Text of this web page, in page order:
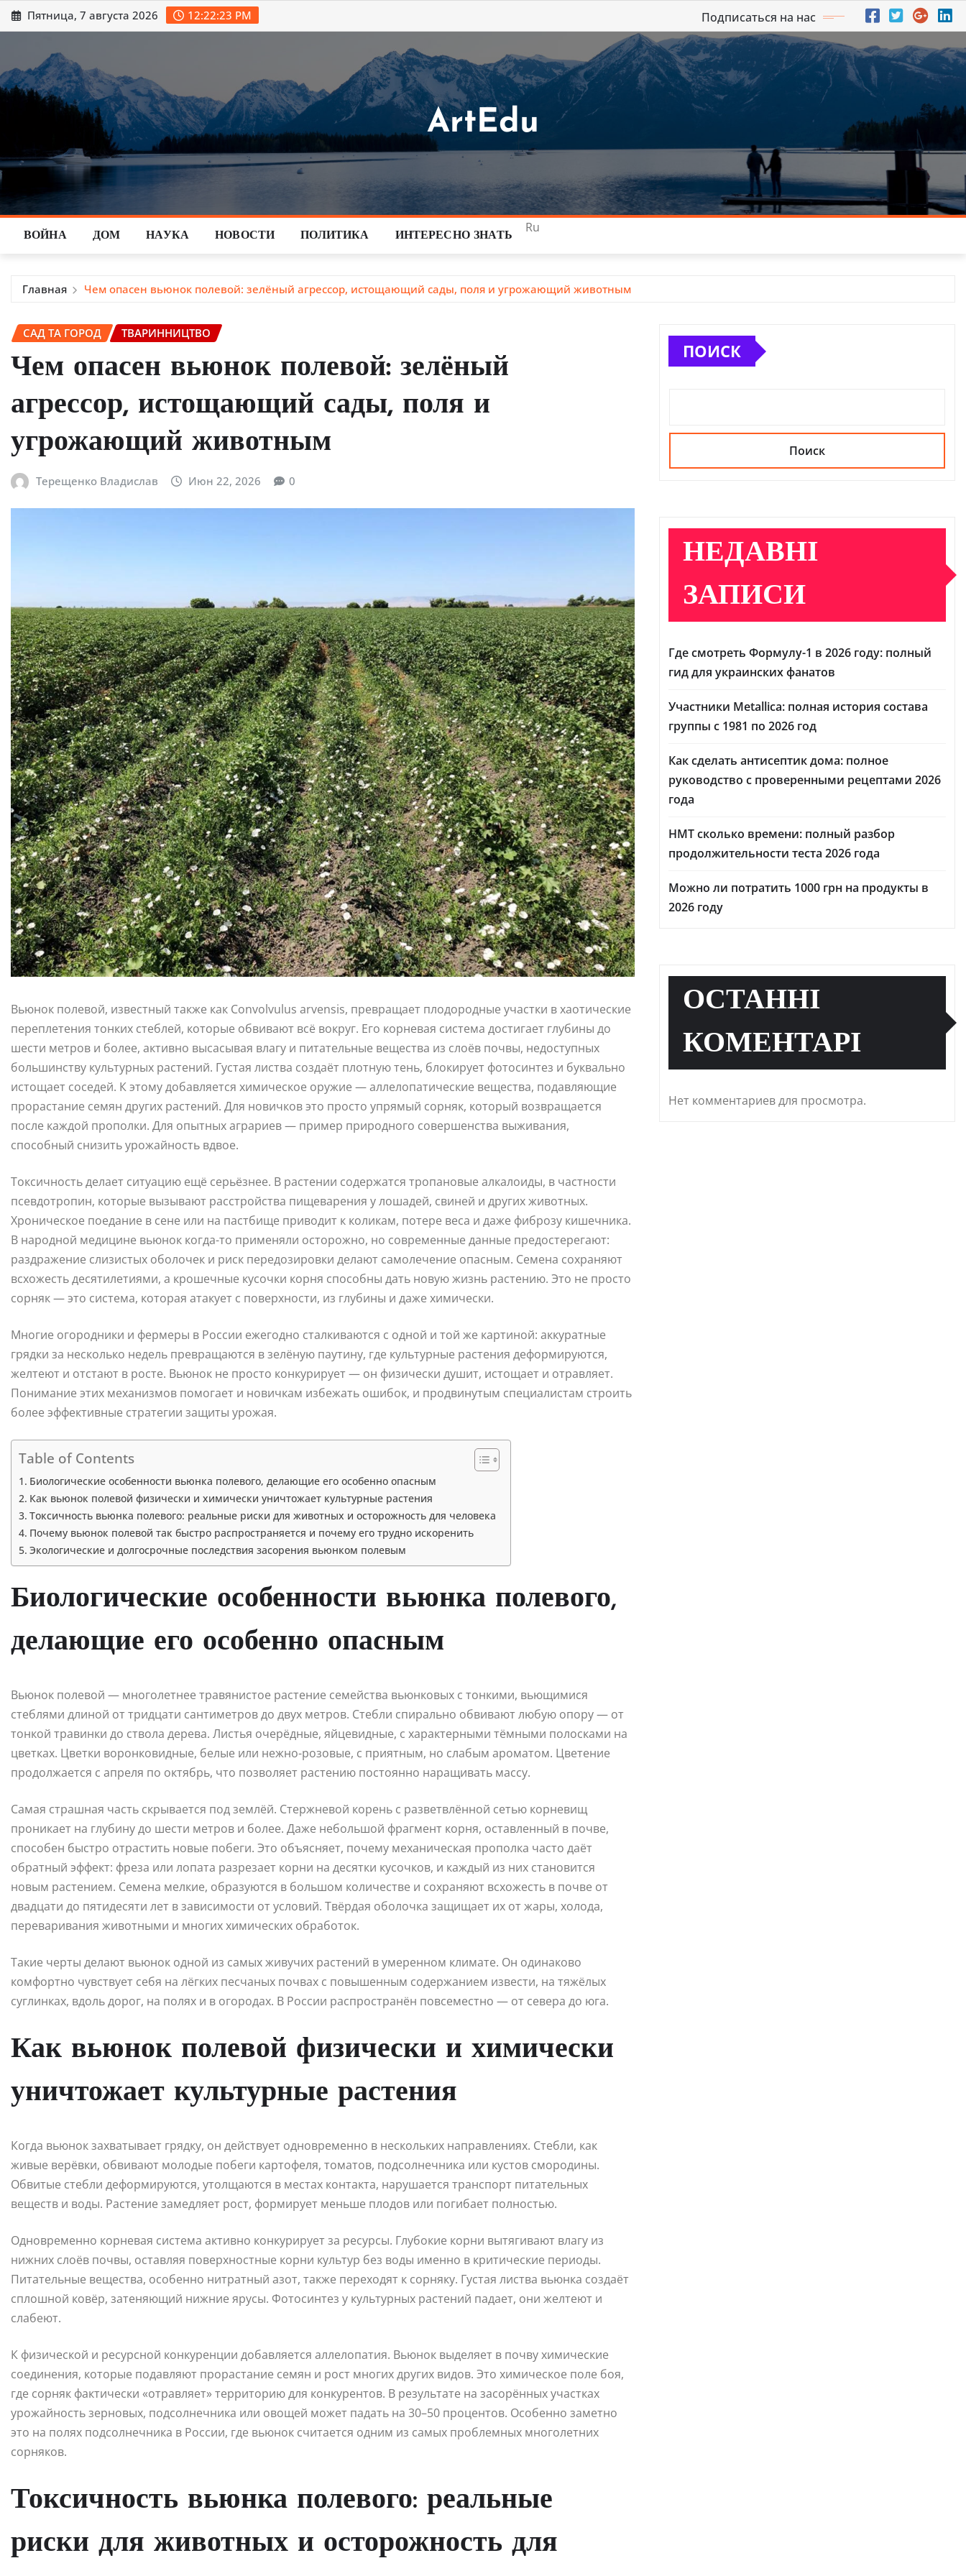
Перейти
к
Пятница, 7 августа 2026 12:22:24 PM Подписаться на нас
ArtEdu
ВОЙНА ДОМ НАУКА НОВОСТИ ПОЛИТИКА ИНТЕРЕСНО ЗНАТЬ
Ru
Главная Чем опасен вьюнок полевой: зелёный агрессор, истощающий сады, поля и угрожающий животным
САД ТА ГОРОД ТВАРИННИЦТВО
Чем опасен вьюнок полевой: зелёный
агрессор, истощающий сады, поля и
угрожающий животным
Терещенко Владислав Июн 22, 2026 0
Вьюнок полевой, известный также как Convolvulus arvensis, превращает плодородные участки в хаотические
переплетения тонких стеблей, которые обвивают всё вокруг. Его корневая система достигает глубины до
шести метров и более, активно высасывая влагу и питательные вещества из слоёв почвы, недоступных
большинству культурных растений. Густая листва создаёт плотную тень, блокирует фотосинтез и буквально
истощает соседей. К этому добавляется химическое оружие — аллелопатические вещества, подавляющие
прорастание семян других растений. Для новичков это просто упрямый сорняк, который возвращается
после каждой прополки. Для опытных аграриев — пример природного совершенства выживания,
способный снизить урожайность вдвое.
Токсичность делает ситуацию ещё серьёзнее. В растении содержатся тропановые алкалоиды, в частности
псевдотропин, которые вызывают расстройства пищеварения у лошадей, свиней и других животных.
Хроническое поедание в сене или на пастбище приводит к коликам, потере веса и даже фиброзу кишечника.
В народной медицине вьюнок когда-то применяли осторожно, но современные данные предостерегают:
раздражение слизистых оболочек и риск передозировки делают самолечение опасным. Семена сохраняют
всхожесть десятилетиями, а крошечные кусочки корня способны дать новую жизнь растению. Это не просто
сорняк — это система, которая атакует с поверхности, из глубины и даже химически.
Многие огородники и фермеры в России ежегодно сталкиваются с одной и той же картиной: аккуратные
грядки за несколько недель превращаются в зелёную паутину, где культурные растения деформируются,
желтеют и отстают в росте. Вьюнок не просто конкурирует — он физически душит, истощает и отравляет.
Понимание этих механизмов помогает и новичкам избежать ошибок, и продвинутым специалистам строить
более эффективные стратегии защиты урожая.
Table of Contents
Биологические особенности вьюнка полевого, делающие его особенно опасным
Как вьюнок полевой физически и химически уничтожает культурные растения
Токсичность вьюнка полевого: реальные риски для животных и осторожность для человека
Почему вьюнок полевой так быстро распространяется и почему его трудно искоренить
Экологические и долгосрочные последствия засорения вьюнком полевым
Биологические особенности вьюнка полевого,
делающие его особенно опасным
Вьюнок полевой — многолетнее травянистое растение семейства вьюнковых с тонкими, вьющимися
стеблями длиной от тридцати сантиметров до двух метров. Стебли спирально обвивают любую опору — от
тонкой травинки до ствола дерева. Листья очерёдные, яйцевидные, с характерными тёмными полосками на
цветках. Цветки воронковидные, белые или нежно-розовые, с приятным, но слабым ароматом. Цветение
продолжается с апреля по октябрь, что позволяет растению постоянно наращивать массу.
Самая страшная часть скрывается под землёй. Стержневой корень с разветвлённой сетью корневищ
проникает на глубину до шести метров и более. Даже небольшой фрагмент корня, оставленный в почве,
способен быстро отрастить новые побеги. Это объясняет, почему механическая прополка часто даёт
обратный эффект: фреза или лопата разрезает корни на десятки кусочков, и каждый из них становится
новым растением. Семена мелкие, образуются в большом количестве и сохраняют всхожесть в почве от
двадцати до пятидесяти лет в зависимости от условий. Твёрдая оболочка защищает их от жары, холода,
переваривания животными и многих химических обработок.
Такие черты делают вьюнок одной из самых живучих растений в умеренном климате. Он одинаково
комфортно чувствует себя на лёгких песчаных почвах с повышенным содержанием извести, на тяжёлых
суглинках, вдоль дорог, на полях и в огородах. В России распространён повсеместно — от севера до юга.
Как вьюнок полевой физически и химически
уничтожает культурные растения
Когда вьюнок захватывает грядку, он действует одновременно в нескольких направлениях. Стебли, как
живые верёвки, обвивают молодые побеги картофеля, томатов, подсолнечника или кустов смородины.
Обвитые стебли деформируются, утолщаются в местах контакта, нарушается транспорт питательных
веществ и воды. Растение замедляет рост, формирует меньше плодов или погибает полностью.
Одновременно корневая система активно конкурирует за ресурсы. Глубокие корни вытягивают влагу из
нижних слоёв почвы, оставляя поверхностные корни культур без воды именно в критические периоды.
Питательные вещества, особенно нитратный азот, также переходят к сорняку. Густая листва вьюнка создаёт
сплошной ковёр, затеняющий нижние ярусы. Фотосинтез у культурных растений падает, они желтеют и
слабеют.
К физической и ресурсной конкуренции добавляется аллелопатия. Вьюнок выделяет в почву химические
соединения, которые подавляют прорастание семян и рост многих других видов. Это химическое поле боя,
где сорняк фактически «отравляет» территорию для конкурентов. В результате на засорённых участках
урожайность зерновых, подсолнечника или овощей может падать на 30–50 процентов. Особенно заметно
это на полях подсолнечника в России, где вьюнок считается одним из самых проблемных многолетних
сорняков.
Токсичность вьюнка полевого: реальные
риски для животных и осторожность для
ПОИСК
Поиск
НЕДАВНІ
ЗАПИСИ
Где смотреть Формулу-1 в 2026 году: полный
гид для украинских фанатов
Участники Metallica: полная история состава
группы с 1981 по 2026 год
Как сделать антисептик дома: полное
руководство с проверенными рецептами 2026
года
НМТ сколько времени: полный разбор
продолжительности теста 2026 года
Можно ли потратить 1000 грн на продукты в
2026 году
ОСТАННІ
КОМЕНТАРІ
Нет комментариев для просмотра.